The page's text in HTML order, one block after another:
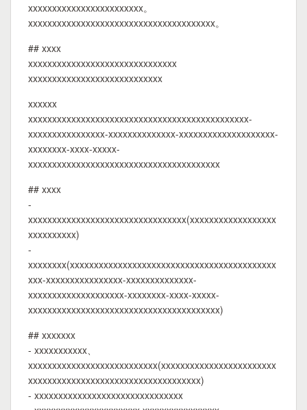
xxxxxxxxxxxxxxxxxxxxxxxx。
xxxxxxxxxxxxxxxxxxxxxxxxxxxxxxxxxxxxxxx。
## xxxx
xxxxxxxxxxxxxxxxxxxxxxxxxxxxxxx
xxxxxxxxxxxxxxxxxxxxxxxxxxxx
xxxxxx
xxxxxxxxxxxxxxxxxxxxxxxxxxxxxxxxxxxxxxxxxxxxxx-
xxxxxxxxxxxxxxxx-xxxxxxxxxxxxxx-xxxxxxxxxxxxxxxxxxxx-
xxxxxxxx-xxxx-xxxxx-
xxxxxxxxxxxxxxxxxxxxxxxxxxxxxxxxxxxxxxxx
## xxxx
-
xxxxxxxxxxxxxxxxxxxxxxxxxxxxxxxxx(xxxxxxxxxxxxxxxxxx
xxxxxxxxxx)
-
xxxxxxxx(xxxxxxxxxxxxxxxxxxxxxxxxxxxxxxxxxxxxxxxxxxx
xxx-xxxxxxxxxxxxxxxx-xxxxxxxxxxxxxx-
xxxxxxxxxxxxxxxxxxxx-xxxxxxxx-xxxx-xxxxx-
xxxxxxxxxxxxxxxxxxxxxxxxxxxxxxxxxxxxxxxx)
## xxxxxxx
- xxxxxxxxxxx、
xxxxxxxxxxxxxxxxxxxxxxxxxxx(xxxxxxxxxxxxxxxxxxxxxxxx
xxxxxxxxxxxxxxxxxxxxxxxxxxxxxxxxxxxx)
- xxxxxxxxxxxxxxxxxxxxxxxxxxxxxxx